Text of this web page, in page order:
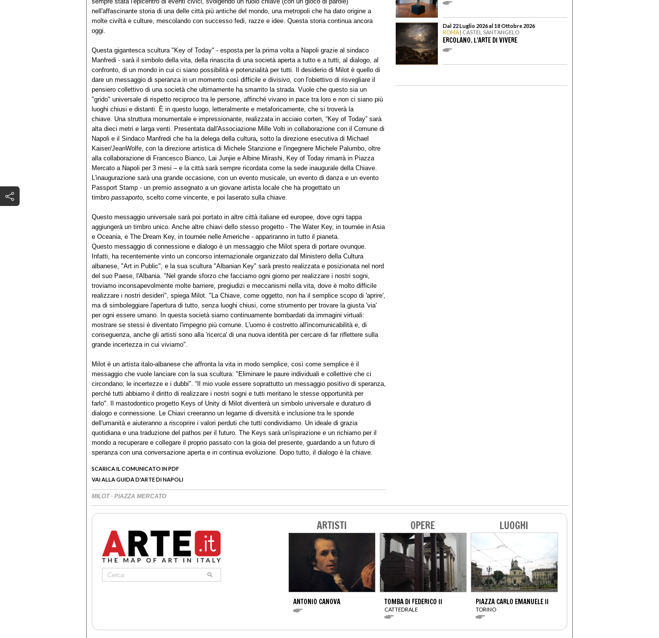
nell'affascinante storia di una delle città più antiche del mondo, una metropoli che ha dato origine a
molte civiltà e culture, mescolando con successo fedi, razze e idee. Questa storia continua ancora
oggi.
Questa gigantesca scultura "Key of Today" - esposta per la prima volta a Napoli grazie al sindaco
Manfredi - sarà il simbolo della vita, della rinascita di una società aperta a tutto e a tutti, al dialogo, al
confronto, di un mondo in cui ci siano possibilità e potenzialità per tutti. Il desiderio di Milot è quello di
dare un messaggio di speranza in un momento così difficile e divisivo, con l'obiettivo di risvegliare il
pensiero collettivo di una società che ultimamente ha smarrito la strada. Vuole che questo sia un
"grido" universale di rispetto reciproco tra le persone, affinché vivano in pace tra loro e non ci siano più
luoghi chiusi e distanti. È in questo luogo, letteralmente e metaforicamente, che si troverà la
chiave. Una struttura monumentale e impressionante, realizzata in acciaio corten, “Key of Today” sarà
alta dieci metri e larga venti. Presentata dall'Associazione Mille Volti in collaborazione con il Comune di
Napoli e il Sindaco Manfredi che ha la delega della cultura, sotto la direzione esecutiva di Michael
Kaiser/JeanWolfe, con la direzione artistica di Michele Stanzione e l'ingegnere Michele Palumbo, oltre
alla collaborazione di Francesco Bianco, Lai Junjie e Albine Mirashi, Key of Today rimarrà in Piazza
Mercato a Napoli per 3 mesi – e la città sarà sempre ricordata come la sede inaugurale della Chiave.
L'inaugurazione sarà una grande occasione, con un evento musicale, un evento di danza e un evento
Passport Stamp - un premio assegnato a un giovane artista locale che ha progettato un
timbro passaporto, scelto come vincente, e poi laserato sulla chiave.
Questo messaggio universale sarà poi portato in altre città italiane ed europee, dove ogni tappa
aggiungerà un timbro unico. Anche altre chiavi dello stesso progetto - The Water Key, in tournée in Asia
e Oceania, e The Dream Key, in tournée nelle Americhe - appariranno in tutto il pianeta.
Questo messaggio di connessione e dialogo è un messaggio che Milot spera di portare ovunque.
Infatti, ha recentemente vinto un concorso internazionale organizzato dal Ministero della Cultura
albanese, "Art in Public", e la sua scultura "Albanian Key" sarà presto realizzata e posizionata nel nord
del suo Paese, l'Albania. "Nel grande sforzo che facciamo ogni giorno per realizzare i nostri sogni,
troviamo inconsapevolmente molte barriere, pregiudizi e meccanismi nella vita, dove è molto difficile
realizzare i nostri desideri", spiega Milot. "La Chiave, come oggetto, non ha il semplice scopo di 'aprire',
ma di simboleggiare l'apertura di tutto, senza luoghi chiusi, come strumento per trovare la giusta 'via'
per ogni essere umano. In questa società siamo continuamente bombardati da immagini virtuali:
mostrare se stessi è diventato l'impegno più comune. L'uomo è costretto all'incomunicabilità e, di
conseguenza, anche gli artisti sono alla 'ricerca' di una nuova identità per cercare di far riflettere sulla
grande incertezza in cui viviamo".
Milot è un artista italo-albanese che affronta la vita in modo semplice, così come semplice è il
messaggio che vuole lanciare con la sua scultura: "Eliminare le paure individuali e collettive che ci
circondano; le incertezze e i dubbi". “Il mio vuole essere soprattutto un messaggio positivo di speranza,
perché tutti abbiamo il diritto di realizzare i nostri sogni e tutti meritano le stesse opportunità per
farlo". Il mastodontico progetto Keys of Unity di Milot diventerà un simbolo universale e duraturo di
dialogo e connessione. Le Chiavi creeranno un legame di diversità e inclusione tra le sponde
dell'umanità e aiuteranno a riscoprire i valori perduti che tutti condividiamo. Un ideale di grazia
quotidiana e una traduzione del pathos per il futuro. The Keys sarà un'ispirazione e un richiamo per il
mondo a recuperare e collegare il proprio passato con la gioia del presente, guardando a un futuro di
speranza con una conversazione aperta e in continua evoluzione. Dopo tutto, il dialogo è la chiave.
SCARICA IL COMUNICATO IN PDF
VAI ALLA GUIDA D'ARTE DI NAPOLI
MILOT · PIAZZA MERCATO
Dal 22 Luglio 2026 al 18 Ottobre 2026
ROMA | CASTEL SANT’ANGELO
ERCOLANO. L’ARTE DI VIVERE
ARTISTI
ANTONIO CANOVA
OPERE
TOMBA DI FEDERICO II
CATTEDRALE
LUOGHI
PIAZZA CARLO EMANUELE II
TORINO